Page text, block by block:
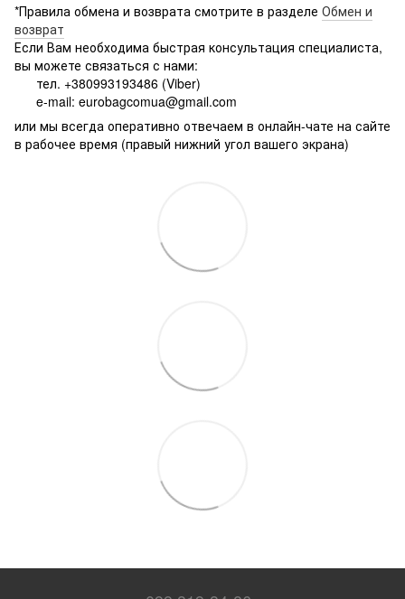
*Правила обмена и возврата смотрите в разделе Обмен и
возврат
Если Вам необходима быстрая консультация специалиста,
вы можете связаться с нами:
тел. +380993193486 (Viber)
e-mail: eurobagcomua@gmail.com
или мы всегда оперативно отвечаем в онлайн-чате на сайте
в рабочее время (правый нижний угол вашего экрана)